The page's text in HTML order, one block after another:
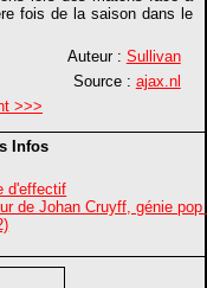
fois de la saison dans le
Auteur : Sullivan
Source : ajax.nl
>>>
Infos
d'effectif
de Johan Cruyff, génie